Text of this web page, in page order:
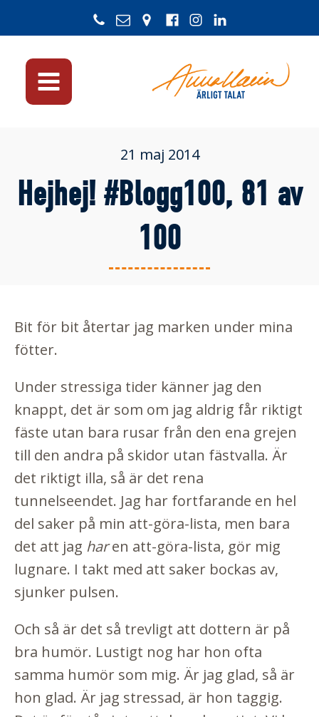
21 maj 2014
Hejhej! #Blogg100, 81 av
100
Bit för bit återtar jag marken under mina
fötter.
Under stressiga tider känner jag den
knappt, det är som om jag aldrig får riktigt
fäste utan bara rusar från den ena grejen
till den andra på skidor utan fästvalla. Är
det riktigt illa, så är det rena
tunnelseendet. Jag har fortfarande en hel
del saker på min att-göra-lista, men bara
det att jag haren att-göra-lista, gör mig
lugnare. I takt med att saker bockas av,
sjunker pulsen.
Och så är det så trevligt att dottern är på
bra humör. Lustigt nog har hon ofta
samma humör som mig. Är jag glad, så är
hon glad. Är jag stressad, är hon taggig.